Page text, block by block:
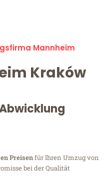
Mannheim
Kraków
Preisenfür Ihren Umzug von
bei der Qualität